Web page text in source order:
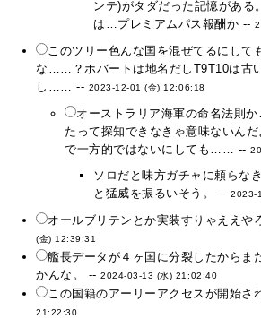
ンテ)がタダだった記憶がある
は…プレミアムパス報酬か --
このツリー色んな国を混ぜてるにして
な……？ホバートは地名だしT9T10は古
し…… -- 2023-12-01 (金) 12:06:18
オーストラリア海軍の命名法則
たって探知できなきゃ意味ない
で一方的ではないにしても…… --
ソロだと味方ガチャに頼らな
と猛威を振るいそう。 --2023-
オールブリテンとか実装すりゃええや
(金) 12:39:31
艦長データが４ヶ国に分裂したからま
かんな。 --2024-03-13 (水) 21:02:40
この国籍のアーリーアクセスが開始
21:22:30